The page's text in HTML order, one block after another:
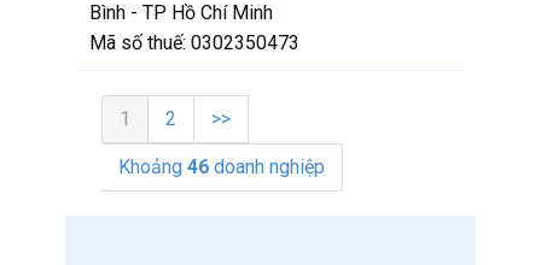
Bình - TP Hồ Chí Minh
Mã số thuế: 0302350473
1 2 >>
Khoảng 46 doanh nghiệp